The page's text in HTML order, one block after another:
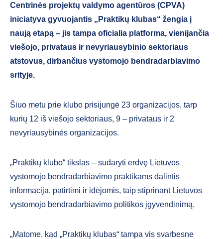
Centrinės projektų valdymo agentūros (CPVA)
iniciatyva gyvuojantis „Praktikų klubas“ žengia į
naują etapą – jis tampa oficialia platforma, vienijančia
viešojo, privataus ir nevyriausybinio sektoriaus
atstovus, dirbančius vystomojo bendradarbiavimo
srityje.
Šiuo metu prie klubo prisijungė 23 organizacijos, tarp
kurių 12 iš viešojo sektoriaus, 9 – privataus ir 2
nevyriausybinės organizacijos.
„Praktikų klubo“ tikslas – sudaryti erdvę Lietuvos
vystomojo bendradarbiavimo praktikams dalintis
informacija, patirtimi ir idėjomis, taip stiprinant Lietuvos
vystomojo bendradarbiavimo politikos įgyvendinimą.
„Matome, kad „Praktikų klubas“ tampa vis svarbesne